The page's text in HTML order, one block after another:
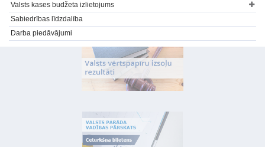
Valsts kases budžeta izlietojums
Sabiedrības līdzdalība
Darba piedāvājumi